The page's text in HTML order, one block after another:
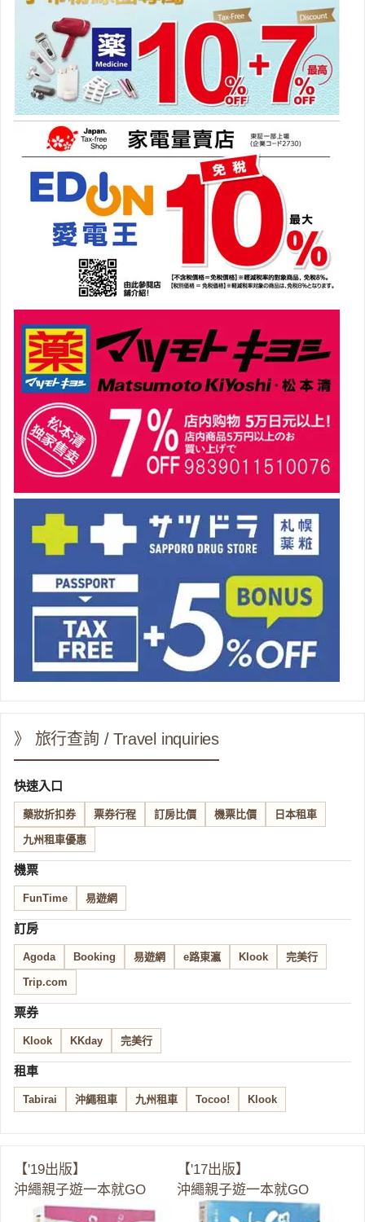
》 旅行查詢 / Travel inquiries
快速入口
藥妝折扣券 票券行程 訂房比價 機票比價 日本租車
九州租車優惠
機票
FunTime 易遊網
訂房
Agoda Booking 易遊網 e路東瀛 Klook 完美行
Trip.com
票券
Klook KKday 完美行
租車
Tabirai 沖繩租車 九州租車 Tocoo! Klook
【'19出版】
沖繩親子遊一本就GO
【'17出版】
沖繩親子遊一本就GO